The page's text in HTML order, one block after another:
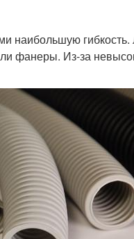
наибольшую гибкость.
фанеры. Из-за